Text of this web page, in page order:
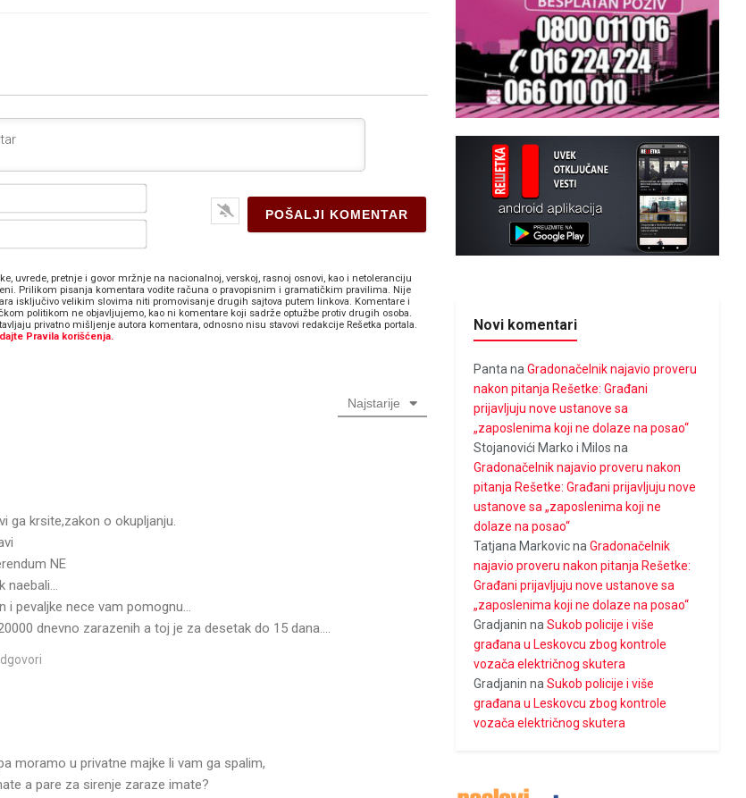
Ime*
E-
uvrede, pretnje i govor mržnje na nacionalnoj, verskoj, rasnoj osnovi, kao i netoleranciju
Prilikom pisanja komentara vodite računa o pravopisnim i gramatičkim pravilima. Nije
isključivo velikim slovima niti promovisanje drugih sajtova putem linkova. Komentare i
politikom ne objavljujemo, kao ni komentare koji sadrže optužbe protiv drugih osoba.
privatno mišljenje autora komentara, odnosno nisu stavovi redakcije Rešetka portala.
Pravila korišćenja.
Najstarije
ga krsite,zakon o okupljanju.
NE
naebali…
i pevaljke nece vam pomognu…
dnevno zarazenih a toj je za desetak do 15 dana….
moramo u privatne majke li vam ga spalim,
a pare za sirenje zaraze imate?
Novi komentari
Panta naGradonačelnik najavio proveru
nakon pitanja Rešetke: Građani
prijavljuju nove ustanove sa
„zaposlenima koji ne dolaze na posao“
Stojanovići Marko i Milos na
Gradonačelnik najavio proveru nakon
pitanja Rešetke: Građani prijavljuju nove
ustanove sa „zaposlenima koji ne
dolaze na posao“
Tatjana MarkovicnaGradonačelnik
najavio proveru nakon pitanja Rešetke:
Građani prijavljuju nove ustanove sa
„zaposlenima koji ne dolaze na posao“
Gradjanin naSukob policije i više
građana u Leskovcu zbog kontrole
vozača električnog skutera
Gradjanin naSukob policije i više
građana u Leskovcu zbog kontrole
vozača električnog skutera